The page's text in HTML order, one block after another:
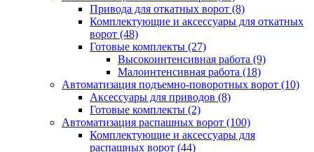
Привода для откатных ворот (8)
Комплектующие и аксессуары для откатных
ворот (48)
Готовые комплекты (27)
Высокоинтенсивная работа (9)
Малоинтенсивная работа (18)
Автоматизация подъемно-поворотных ворот (10)
Аксессуары для приводов (8)
Готовые комплекты (2)
Автоматизация распашных ворот (100)
Комплектующие и аксессуары для
распашных ворот (44)